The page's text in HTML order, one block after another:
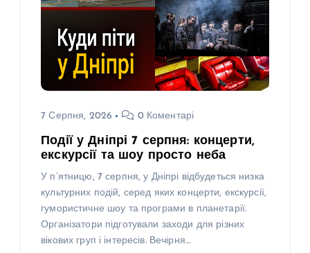
7 Серпня, 2026 0 Коментарі
Події у Дніпрі 7 серпня: концерти,
екскурсії та шоу просто неба
У п’ятницю, 7 серпня, у Дніпрі відбудеться низка
культурних подій, серед яких концерти, екскурсії,
гумористичне шоу та програми в планетарії.
Організатори підготували заходи для різних
вікових груп і інтересів. Вечірня…